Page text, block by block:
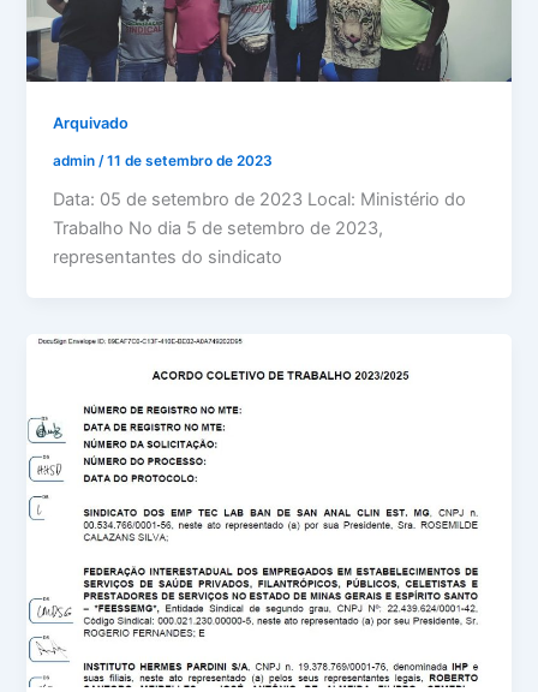
Arquivado
admin /11 de setembro de 2023
Data: 05 de setembro de 2023 Local: Ministério do
Trabalho No dia 5 de setembro de 2023,
representantes do sindicato